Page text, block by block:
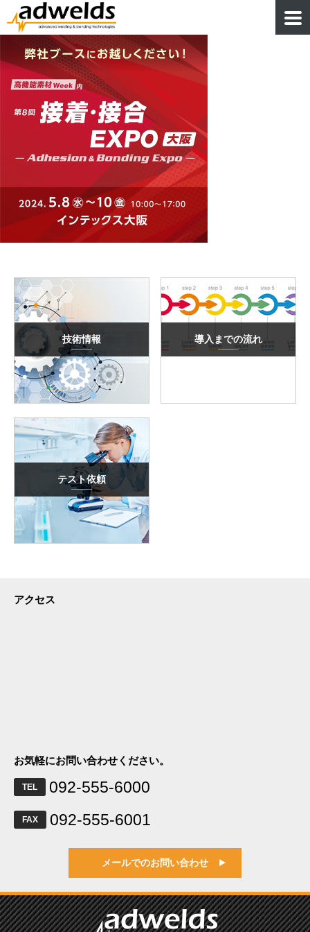
技術情報 導入までの流れ
テスト依頼
アクセス
お気軽にお問い合わせください。
TEL 092-555-6000
FAX 092-555-6001
メールでのお問い合わせ